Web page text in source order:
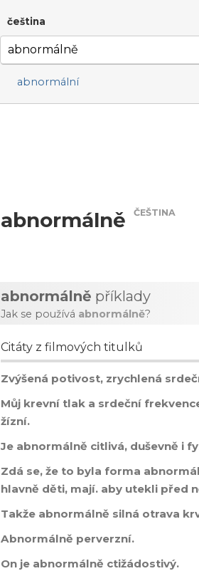
čeština
abnormální
abnormálně ČEŠTINA
abnormálně příklady
Jak se používá abnormálně?
Citáty z filmových titulků
Zvýšená potivost, zrychlená
Můj krevní tlak a srdeční
žízní.
Je abnormálně citlivá, duševně i
Zdá se, že to byla forma
hlavně děti, mají. aby utekli před
Takže abnormálně silná otrava
Abnormálně perverzní.
On je abnormálně ctižádostivý.